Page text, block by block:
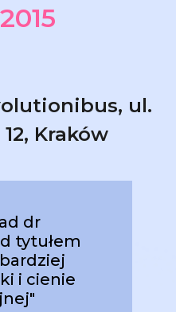
ul.
Kraków
dr
tytułem
i cienie